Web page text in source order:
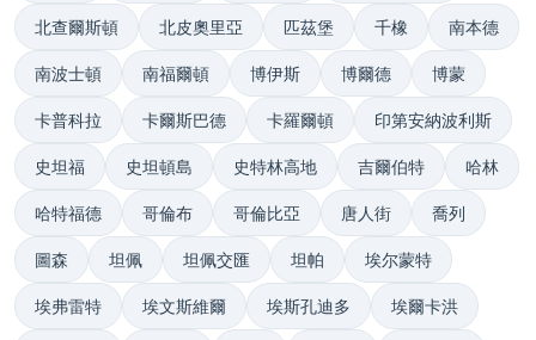
北查爾斯頓 北皮奧里亞 匹茲堡 千橡 南本德
南波士頓 南福爾頓 博伊斯 博爾德 博蒙
卡普科拉 卡爾斯巴德 卡羅爾頓 印第安納波利斯
史坦福 史坦頓島 史特林高地 吉爾伯特 哈林
哈特福德 哥倫布 哥倫比亞 唐人街 喬列
圖森 坦佩 坦佩交匯 坦帕 埃尔蒙特
埃弗雷特 埃文斯維爾 埃斯孔迪多 埃爾卡洪